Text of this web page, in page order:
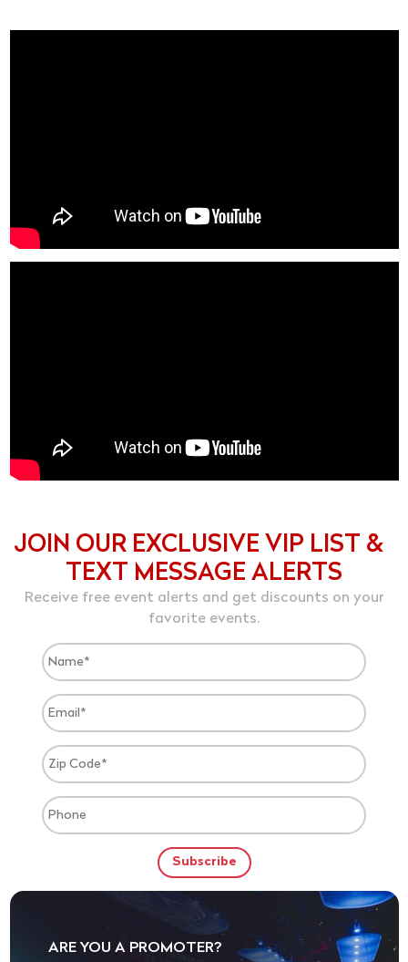
JOIN OUR EXCLUSIVE VIP LIST &
TEXT MESSAGE ALERTS
Receive free event alerts and get discounts on your
favorite events.
ARE YOU A PROMOTER?